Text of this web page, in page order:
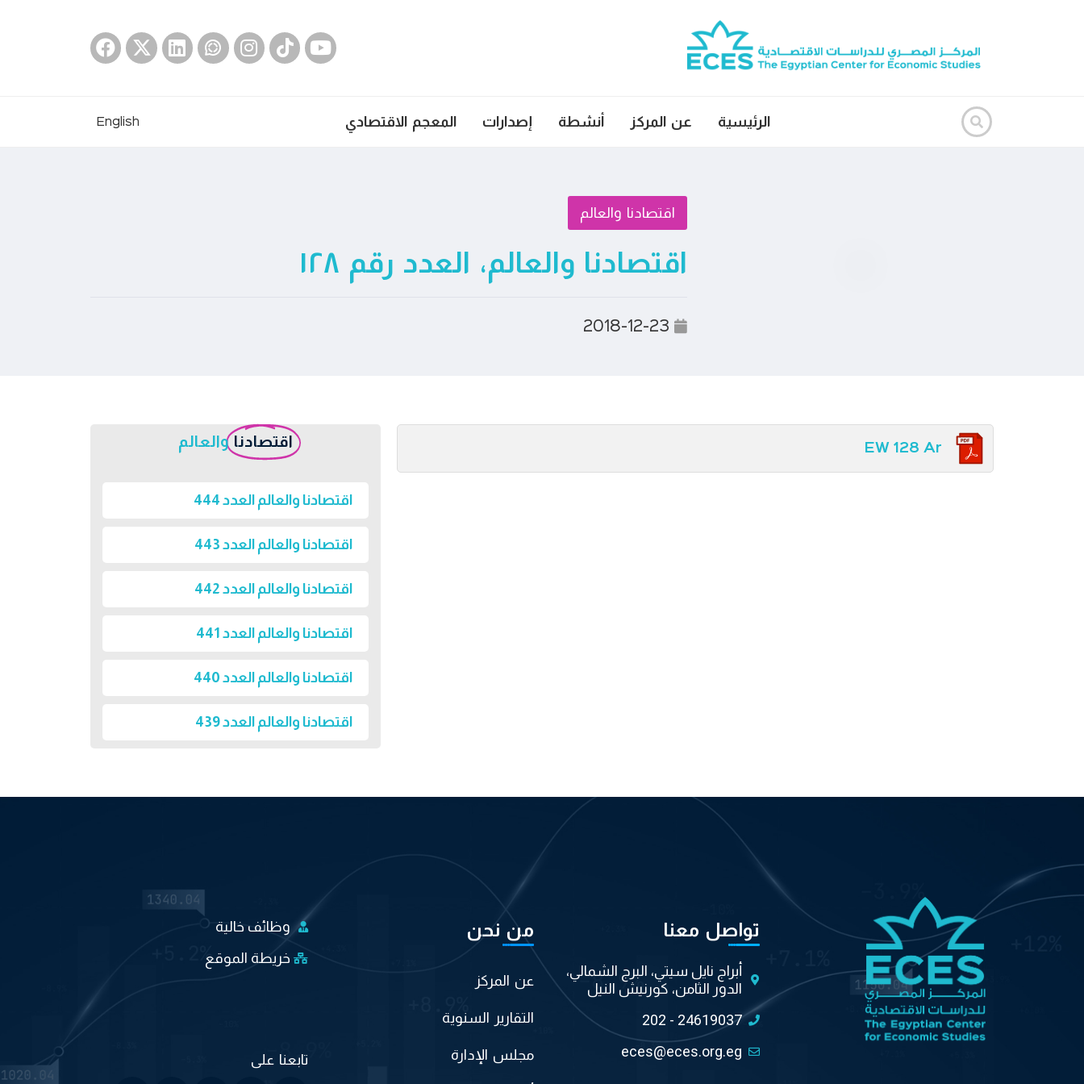
الرئيسية عن المركز أنشطة إصدارات المعجم الاقتصادي English
اقتصادنا والعالم
اقتصادنا والعالم، العدد رقم ١٢٨
2018-12-23
EW 128 Ar اقتصادنا والعالم
اقتصادنا والعالم العدد 444
اقتصادنا والعالم العدد 443
اقتصادنا والعالم العدد 442
اقتصادنا والعالم العدد 441
اقتصادنا والعالم العدد 440
اقتصادنا والعالم العدد 439
تواصل معنا
أبراج نايل سيتي، البرج الشمالي،
الدور الثامن، كورنيش النيل
202 - 24619037
eces@eces.org.eg
من نحن
عن المركز
التقارير السنوية
مجلس الإدارة
وظائف خالية
خريطة الموقع